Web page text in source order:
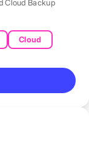
Cloud Backup
Cloud